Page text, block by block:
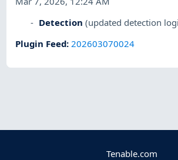
Detection (updated detection
Plugin Feed:202603070024
Tenable.com